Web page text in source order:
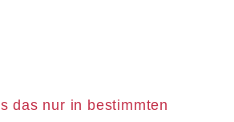
das nur in bestimmten